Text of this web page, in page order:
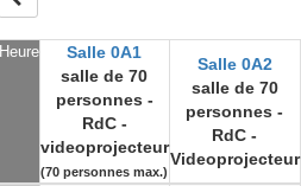
Heure
Salle 0A1
salle de 70
personnes -
RdC -
videoprojecteur
(70 personnes max.)
Salle 0A2
salle de 70
personnes -
RdC -
Videoprojecteur